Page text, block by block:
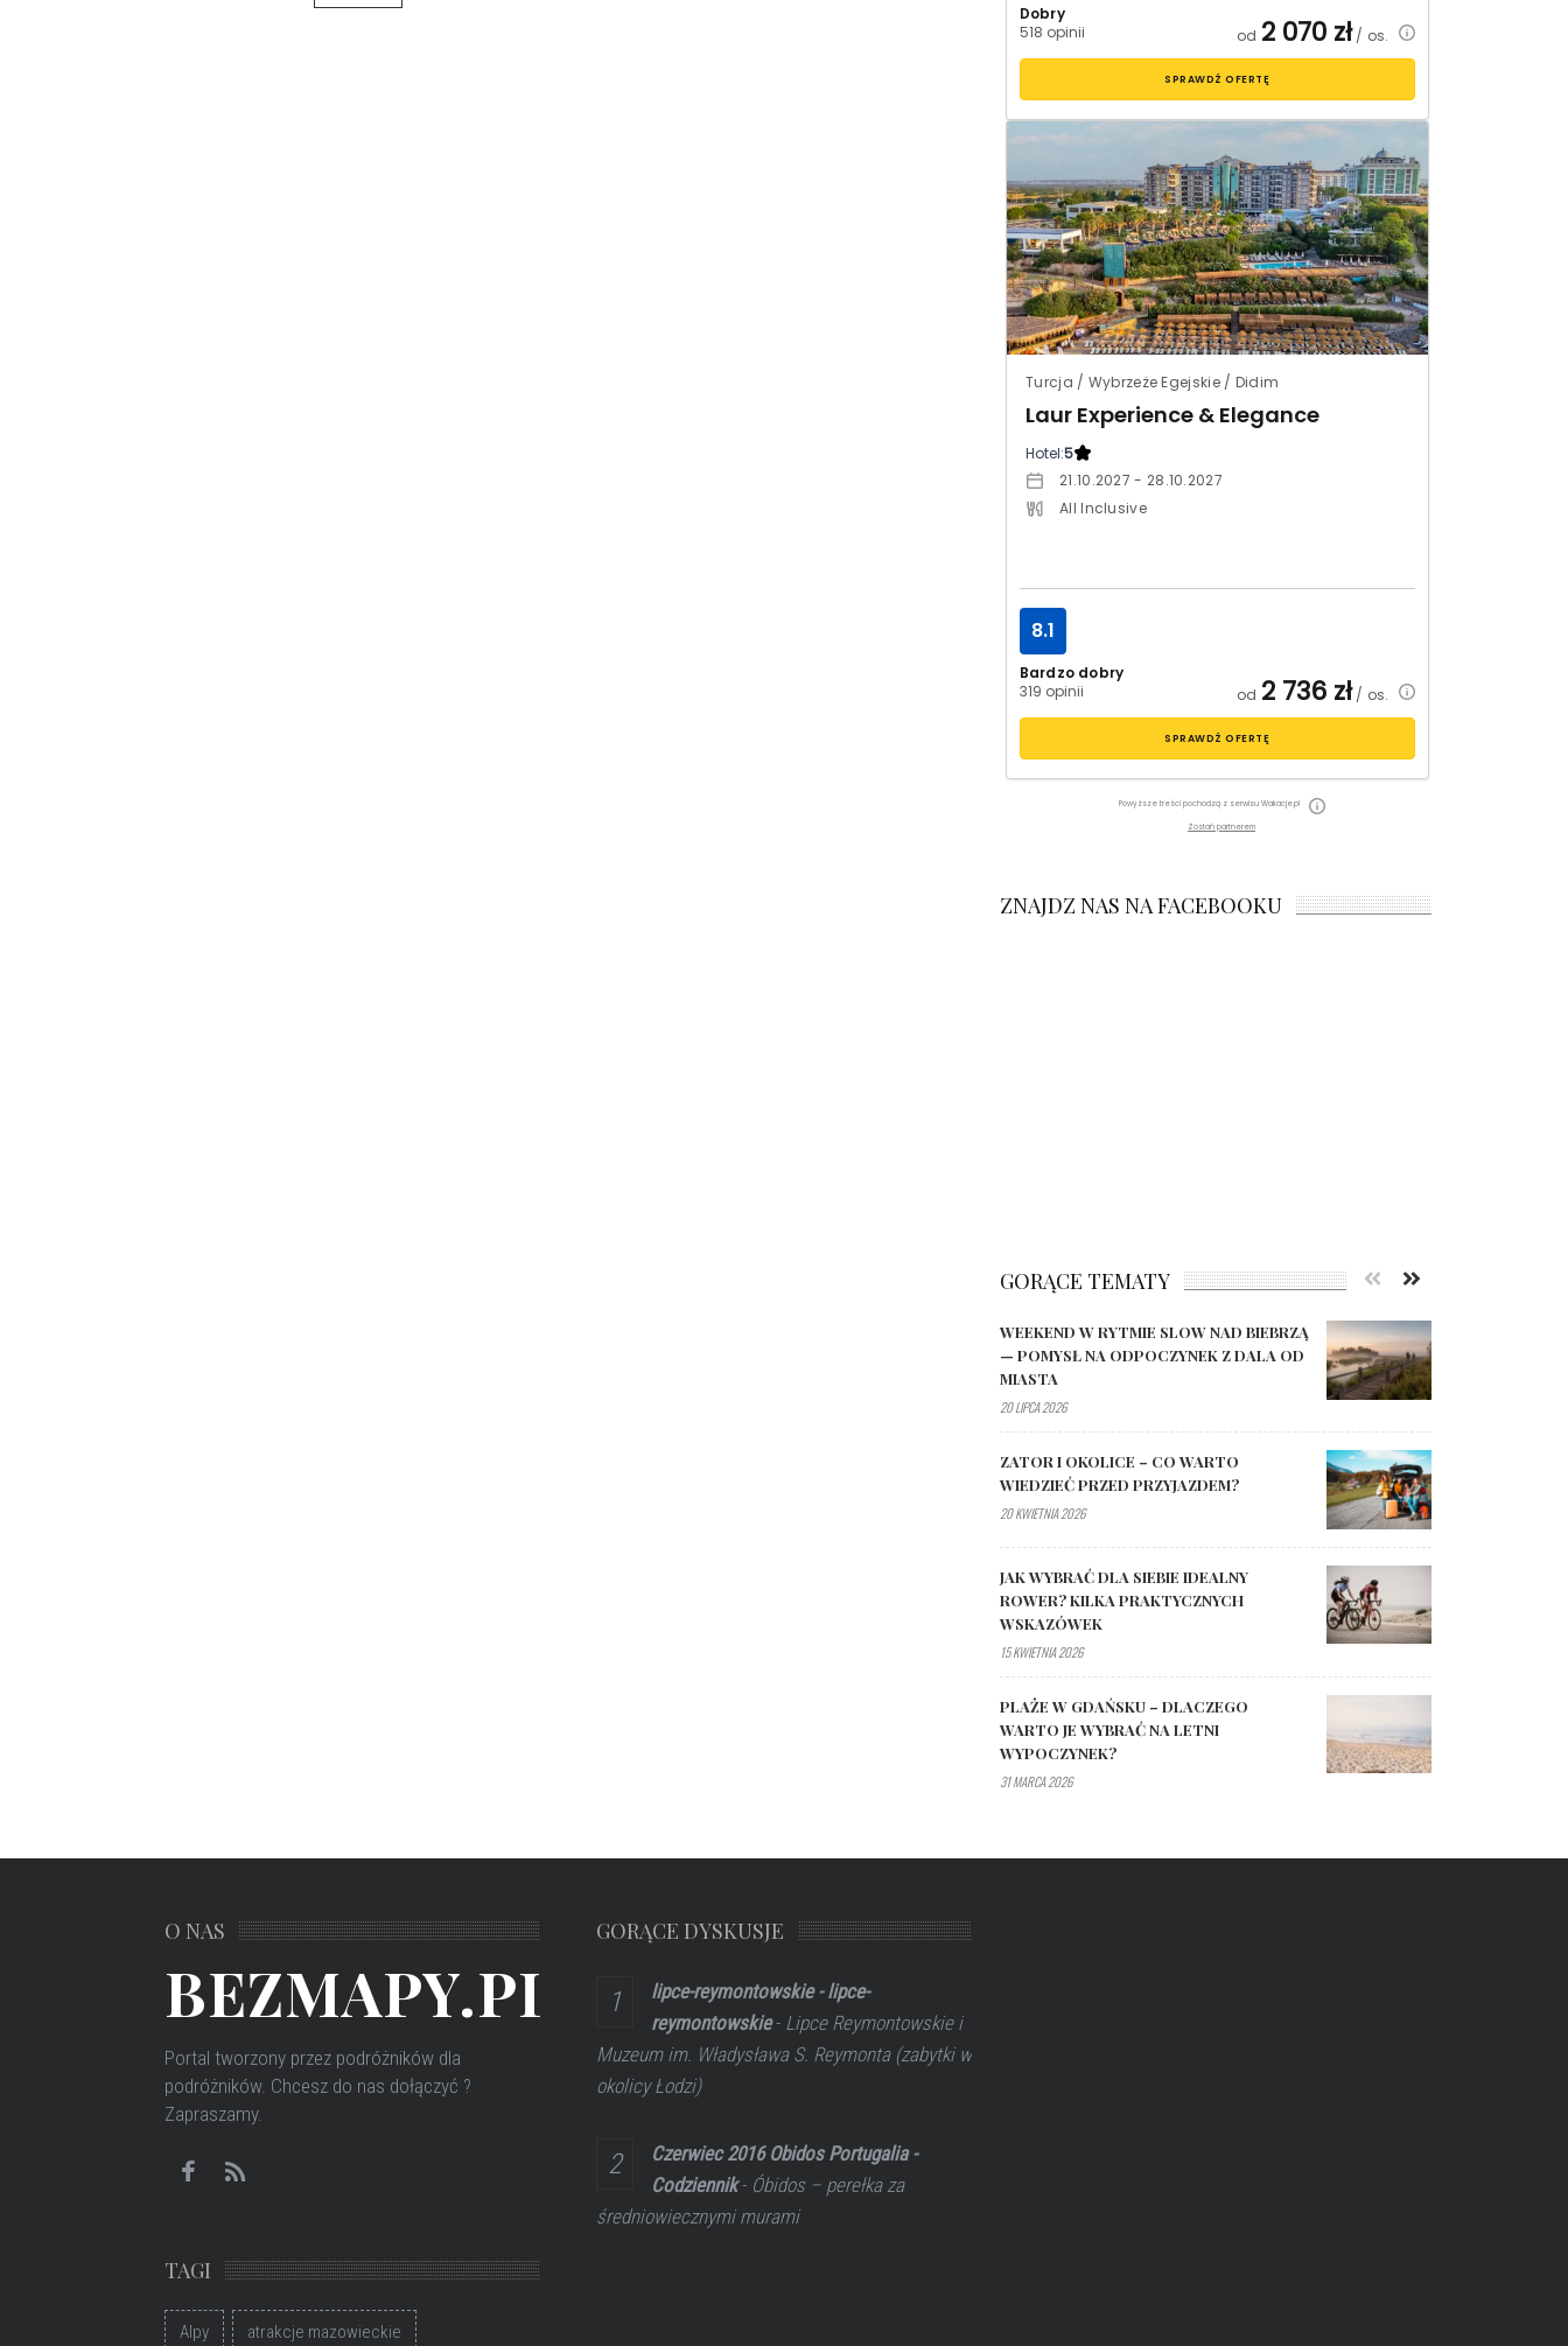
Dobry
518 opinii
od 2 070 zł/ os.
SPRAWDŹ OFERTĘ
Turcja / Wybrzeże Egejskie / Didim
Laur Experience & Elegance
Hotel:5
21.10.2027 - 28.10.2027
All Inclusive
Bardzo dobry
319 opinii
8.1
od 2 736 zł/ os.
SPRAWDŹ OFERTĘ
Powyższe treści pochodzą z serwisu Wakacje.pl
Zostań partnerem
ZNAJDZ NAS NA FACEBOOKU
GORĄCE TEMATY
WEEKEND W RYTMIE SLOW NAD BIEBRZĄ
— POMYSŁ NA ODPOCZYNEK Z DALA OD
MIASTA
20 LIPCA 2026
ZATOR I OKOLICE – CO WARTO
WIEDZIEĆ PRZED PRZYJAZDEM?
20 KWIETNIA 2026
JAK WYBRAĆ DLA SIEBIE IDEALNY
ROWER? KILKA PRAKTYCZNYCH
WSKAZÓWEK
15 KWIETNIA 2026
PLAŻE W GDAŃSKU – DLACZEGO
WARTO JE WYBRAĆ NA LETNI
WYPOCZYNEK?
31 MARCA 2026
O NAS
BEZMAPY.PL
Portal tworzony przez podróżników dla
podróżników. Chcesz do nas dołączyć ?
Zapraszamy.
TAGI
Alpy atrakcje mazowieckie
GORĄCE DYSKUSJE
lipce-reymontowskie - lipce-
reymontowskie- Lipce Reymontowskie i
Muzeum im. Władysława S. Reymonta (zabytki w
okolicy Łodzi)
Czerwiec 2016 Obidos Portugalia -
Codziennik- Óbidos – perełka za
średniowiecznymi murami